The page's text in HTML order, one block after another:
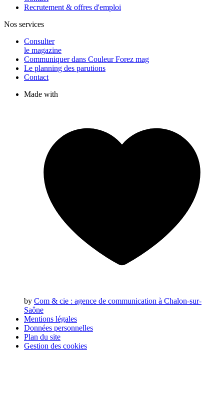
Recrutement & offres d'emploi
Nos services
Consulter
le magazine
Communiquer dans Couleur Forez mag
Le planning des parutions
Contact
Made with
by Com & cie : agence de communication à Chalon-sur-
Saône
Mentions légales
Données personnelles
Plan du site
Gestion des cookies